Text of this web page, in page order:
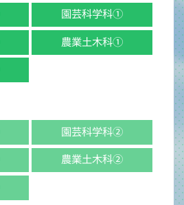
園芸科学科①
農業土木科①
園芸科学科②
農業土木科②